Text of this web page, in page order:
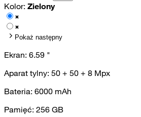
Kolor: Zielony
Pokaż następny
Ekran: 6.59 "
Aparat tylny: 50 + 50 + 8 Mpx
Bateria: 6000 mAh
Pamięć: 256 GB